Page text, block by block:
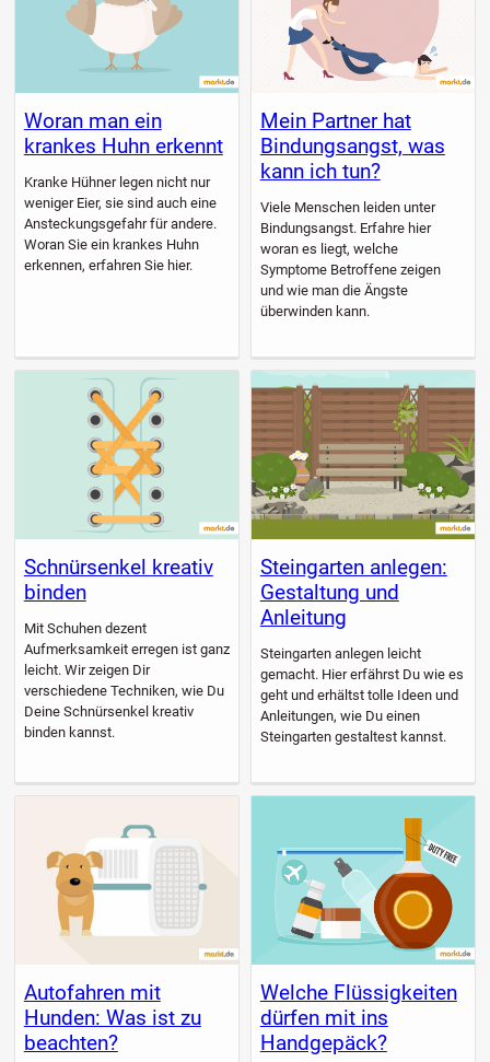
Woran man ein
krankes Huhn erkennt
Kranke Hühner legen nicht nur
weniger Eier, sie sind auch eine
Ansteckungsgefahr für andere.
Woran Sie ein krankes Huhn
erkennen, erfahren Sie hier.
Mein Partner hat
Bindungsangst, was
kann ich tun?
Viele Menschen leiden unter
Bindungsangst. Erfahre hier
woran es liegt, welche
Symptome Betroffene zeigen
und wie man die Ängste
überwinden kann.
Schnürsenkel kreativ
binden
Mit Schuhen dezent
Aufmerksamkeit erregen ist ganz
leicht. Wir zeigen Dir
verschiedene Techniken, wie Du
Deine Schnürsenkel kreativ
binden kannst.
Steingarten anlegen:
Gestaltung und
Anleitung
Steingarten anlegen leicht
gemacht. Hier erfährst Du wie es
geht und erhältst tolle Ideen und
Anleitungen, wie Du einen
Steingarten gestaltest kannst.
Autofahren mit
Hunden: Was ist zu
beachten?
Welche Flüssigkeiten
dürfen mit ins
Handgepäck?